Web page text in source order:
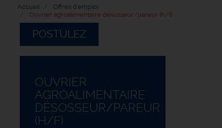
Accueil
Offres d'emploi
Ouvrier agroalimentaire désosseur/pareur (h/f)
POSTULEZ
OUVRIER
AGROALIMENTAIRE
DÉSOSSEUR/PAREUR
(H/F)